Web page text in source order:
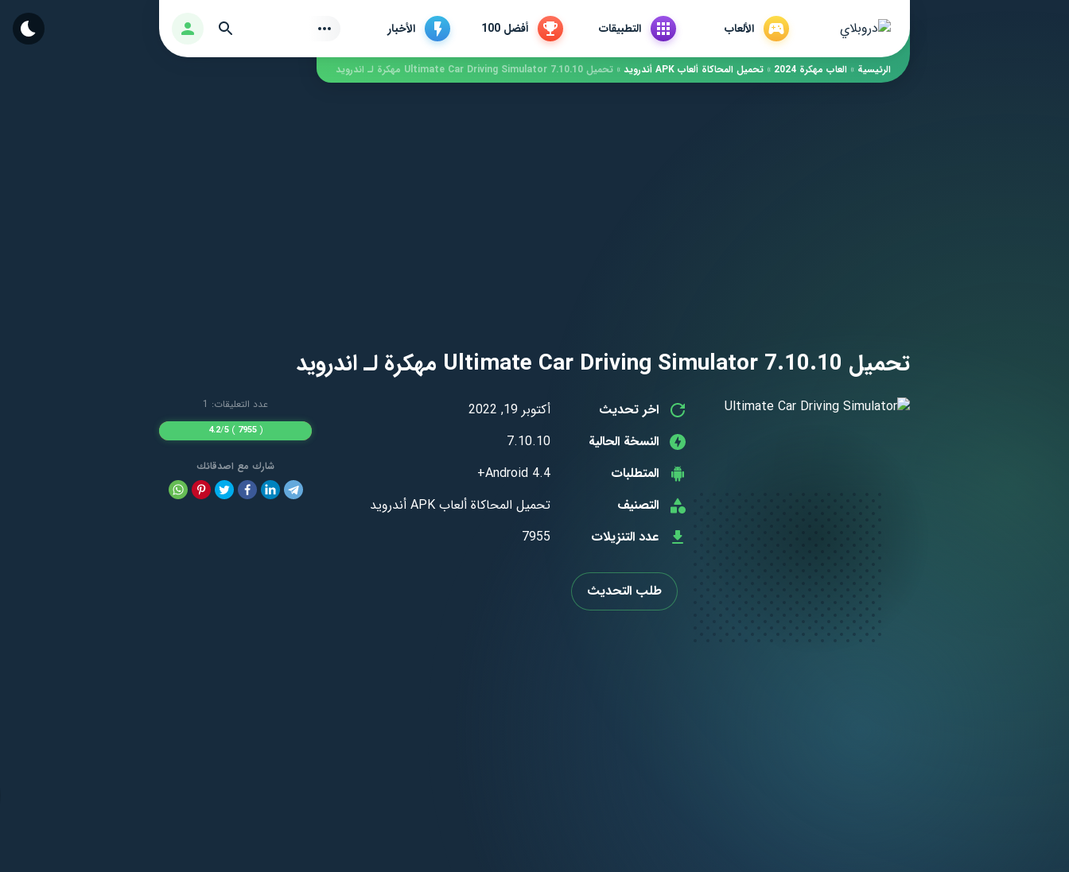
الألعاب التطبيقات أفضل 100 الأخبار تسجيل الدخول بحث
الرئيسية » العاب مهكرة 2024 » تحميل المحاكاة ألعاب APK أندرويد » تحميل Ultimate Car Driving Simulator 7.10.10 مهكرة لـ اندرويد
تحميل Ultimate Car Driving Simulator 7.10.10 مهكرة لـ اندرويد
اخر تحديث
أكتوبر 19, 2022
النسخة الحالية
7.10.10
المتطلبات
Android 4.4+
التصنيف
تحميل المحاكاة ألعاب APK أندرويد
عدد التنزيلات
7955
عدد التعليقات: 1
(
7955
)
4.2/5
شارك مع اصدقائك
طلب التحديث